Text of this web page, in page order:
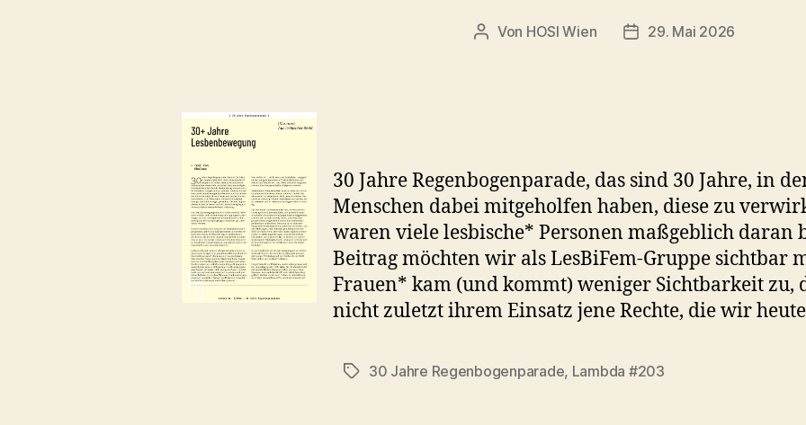
Beitragsautor
Von HOSI Wien Beitragsdatum
29. Mai 2026
30 Jahre Regenbogenparade, das sind 30 Jahre, in
Menschen dabei mitgeholfen haben, diese zu
waren viele lesbische* Personen maßgeblich daran
Beitrag möchten wir als LesBiFem-Gruppe sichtbar
Frauen* kam (und kommt) weniger Sichtbarkeit zu,
nicht zuletzt ihrem Einsatz jene Rechte, die wir
Schlagwörter
30 Jahre Regenbogenparade, Lambda #203